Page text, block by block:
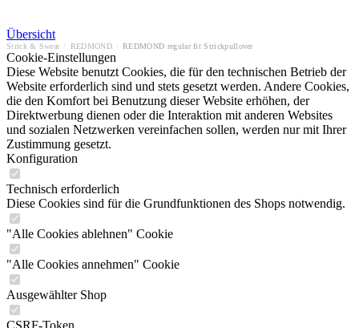
Übersicht
Strick & Sweat REDMOND REDMOND regular fit Strickpullover
Cookie-Einstellungen
Diese Website benutzt Cookies, die für den technischen Betrieb der
Website erforderlich sind und stets gesetzt werden. Andere Cookies,
die den Komfort bei Benutzung dieser Website erhöhen, der
Direktwerbung dienen oder die Interaktion mit anderen Websites
und sozialen Netzwerken vereinfachen sollen, werden nur mit Ihrer
Zustimmung gesetzt.
Konfiguration
Technisch erforderlich
Diese Cookies sind für die Grundfunktionen des Shops notwendig.
"Alle Cookies ablehnen" Cookie
"Alle Cookies annehmen" Cookie
Ausgewählter Shop
CSRF-Token